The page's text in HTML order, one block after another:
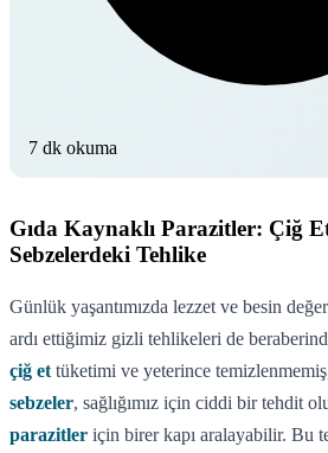
7 dk okuma
Gıda Kaynaklı Parazitler: Çiğ
Sebzelerdeki Tehlike
Günlük yaşantımızda lezzet ve besin
ardı ettiğimiz gizli tehlikeleri de
çiğ et tüketimi ve yeterince
sebzeler, sağlığımız için ciddi bir tehdit
parazitler için birer kapı aralayabilir. Bu